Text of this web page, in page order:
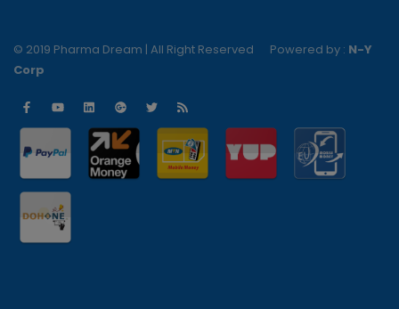
© 2019 Pharma Dream | All Right Reserved Powered by : N-Y
Corp